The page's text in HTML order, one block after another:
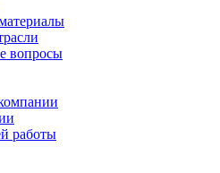
вопросы
работы